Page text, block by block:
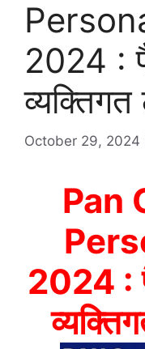
2024 :
October 29, 2024
Pan
2024 :